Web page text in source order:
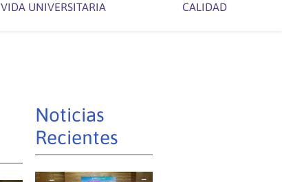
VIDA UNIVERSITARIA CALIDAD
Noticias
Recientes